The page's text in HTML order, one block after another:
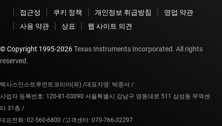
접근성 쿠키 정책 개인정보 취급방침
영업 약관
사용 약관
상표 웹 사이트 의견
© Copyright 1995-2026Texas Instruments Incorporated. All rights
reserved.
텍사스인스트루먼트코리아(유) /대표자명: 박중서 /
사업자 등록번호: 120-81-03090 서울특별시 강남구 영동대로 511 삼성동 무역센
타 31층 /
대표전화: 02-560-6800 /고객센터: 070-766-32297